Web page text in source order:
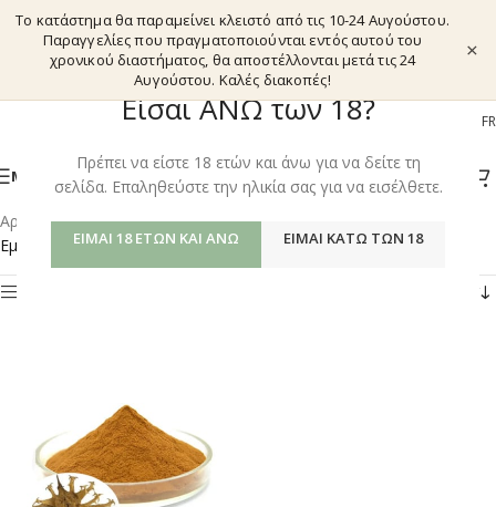
Είσαι ΑΝΩ των 18?
Πρέπει να είστε 18 ετών και άνω για να δείτε τη
σελίδα. Επαληθεύστε την ηλικία σας για να εισέλθετε.
ΕΊΜΑΙ 18 ΕΤΏΝ ΚΑΙ ΆΝΩ ΕΊΜΑΙ ΚΆΤΩ ΤΩΝ 18
Το κατάστημα θα παραμείνει κλειστό από τις 10-24 Αυγούστου.
Παραγγελίες που πραγματοποιούνται εντός αυτού του
χρονικού διαστήματος, θα αποστέλλονται μετά τις 24
Αυγούστου. Καλές διακοπές!
×
EL FR
ΜΕΝΟΎ
Αρχική σελίδα/Shop/Προϊόντα με ετικέτα “HARPAGOSIDE”
Εμφάνιση του μοναδικού αποτελέσματος